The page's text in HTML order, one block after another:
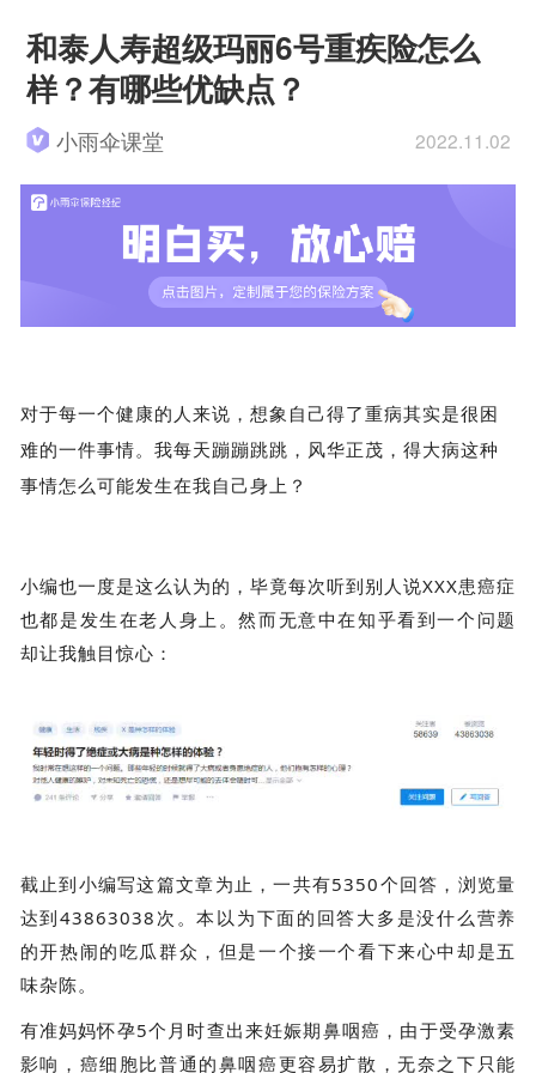
和泰人寿超级玛丽6号重疾险怎么
样？有哪些优缺点？
小雨伞课堂 2022.11.02
对于每一个健康的人来说，想象自己得了重病其实是很困
难的一件事情。我每天蹦蹦跳跳，风华正茂，得大病这种
事情怎么可能发生在我自己身上？
小编也一度是这么认为的，毕竟每次听到别人说XXX患癌症
也都是发生在老人身上。然而无意中在知乎看到一个问题
却让我触目惊心：
截止到小编写这篇文章为止，一共有5350个回答，浏览量
达到43863038次。本以为下面的回答大多是没什么营养
的开热闹的吃瓜群众，但是一个接一个看下来心中却是五
味杂陈。
有准妈妈怀孕5个月时查出来妊娠期鼻咽癌，由于受孕激素
影响，癌细胞比普通的鼻咽癌更容易扩散，无奈之下只能